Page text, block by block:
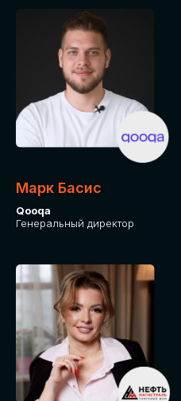
Марк Басис
Qooqa
Генеральный директор
СРЕДИ
МЕРОПРИЯТИЯ
СТАНЬТЕ
ЭКСПОНЕНТОМ
IT Solutions for Business